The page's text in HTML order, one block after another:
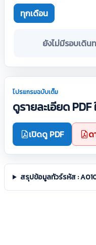
ทุกเดือน
ยังไม่มีรอบเดิน
โปรแกรมฉบับเต็ม
ดูรายละเอียด
เปิดดู PDF ด
สรุปข้อมูลทัวร์รหัส :